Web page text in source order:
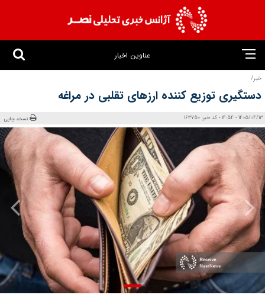
عناوین اخبار
خبر/
دستگیری توزیع کننده ارزهای تقلبی در مراغه
1405/04/13 - 14:54 - کد خبر: 163750 نسخه چاپی